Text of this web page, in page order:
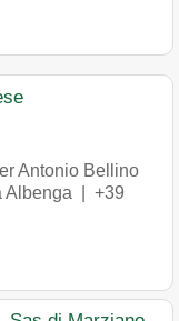
Antonio Bellino
Albenga | +39